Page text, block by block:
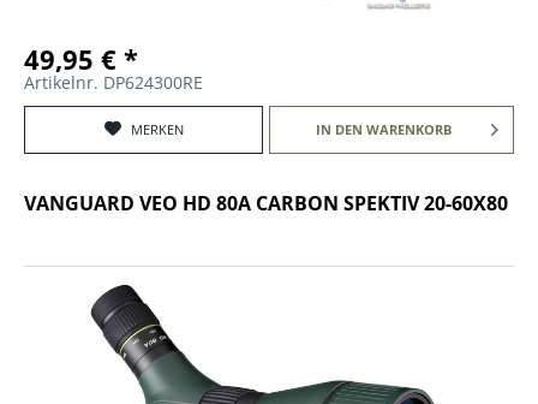
49,95 € *
Artikelnr. DP624300RE
MERKEN IN DEN WARENKORB
VANGUARD VEO HD 80A CARBON SPEKTIV 20-60X80